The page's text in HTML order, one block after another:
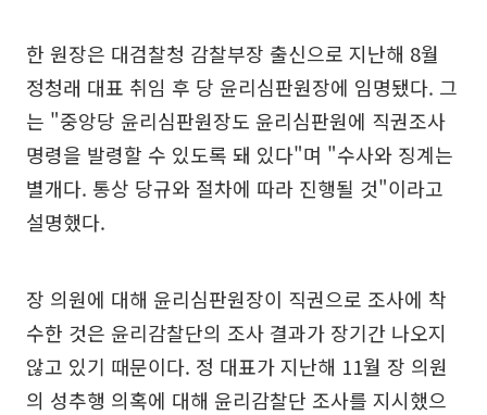
한 원장은 대검찰청 감찰부장 출신으로 지난해 8월
정청래 대표 취임 후 당 윤리심판원장에 임명됐다. 그
는 "중앙당 윤리심판원장도 윤리심판원에 직권조사
명령을 발령할 수 있도록 돼 있다"며 "수사와 징계는
별개다. 통상 당규와 절차에 따라 진행될 것"이라고
설명했다.
장 의원에 대해 윤리심판원장이 직권으로 조사에 착
수한 것은 윤리감찰단의 조사 결과가 장기간 나오지
않고 있기 때문이다. 정 대표가 지난해 11월 장 의원
의 성추행 의혹에 대해 윤리감찰단 조사를 지시했으